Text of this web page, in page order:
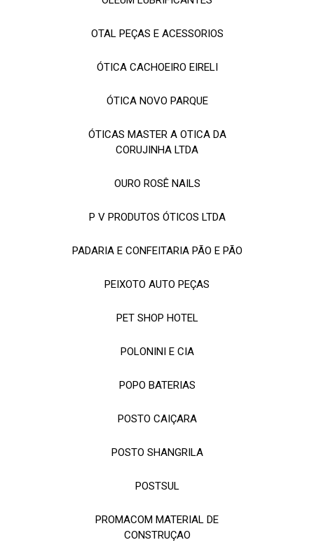
OTAL PEÇAS E ACESSORIOS
ÓTICA CACHOEIRO EIRELI
ÓTICA NOVO PARQUE
ÓTICAS MASTER A OTICA DA
CORUJINHA LTDA
OURO ROSÊ NAILS
P V PRODUTOS ÓTICOS LTDA
PADARIA E CONFEITARIA PÃO E PÃO
PEIXOTO AUTO PEÇAS
PET SHOP HOTEL
POLONINI E CIA
POPO BATERIAS
POSTO CAIÇARA
POSTO SHANGRILA
POSTSUL
PROMACOM MATERIAL DE
CONSTRUÇAO